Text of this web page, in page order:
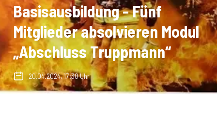
Basisausbildung - Fünf
Mitglieder absolvieren Modul
„Abschluss Truppmann“
20.04.2024, 17:30 Uhr